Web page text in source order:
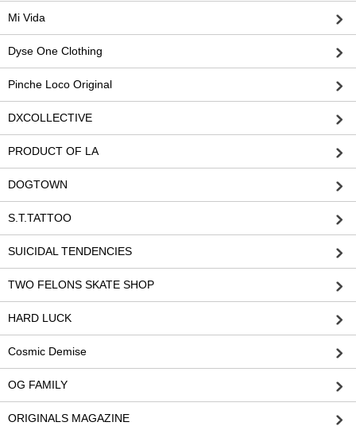
Mi Vida
Dyse One Clothing
Pinche Loco Original
DXCOLLECTIVE
PRODUCT OF LA
DOGTOWN
S.T.TATTOO
SUICIDAL TENDENCIES
TWO FELONS SKATE SHOP
HARD LUCK
Cosmic Demise
OG FAMILY
ORIGINALS MAGAZINE